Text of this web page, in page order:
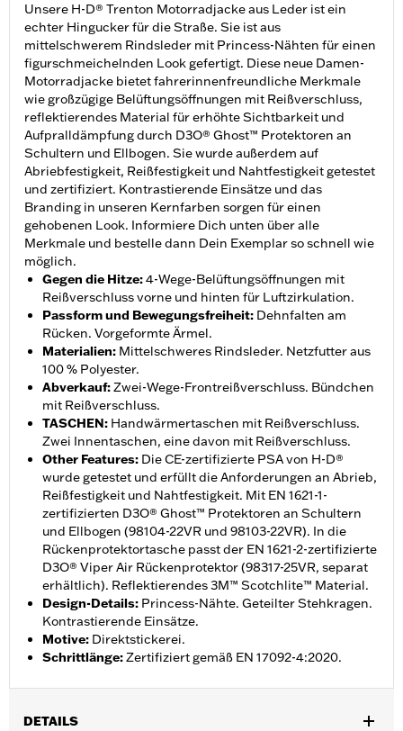
Unsere H-D® Trenton Motorradjacke aus Leder ist ein
echter Hingucker für die Straße. Sie ist aus
mittelschwerem Rindsleder mit Princess-Nähten für einen
figurschmeichelnden Look gefertigt. Diese neue Damen-
Motorradjacke bietet fahrerinnenfreundliche Merkmale
wie großzügige Belüftungsöffnungen mit Reißverschluss,
reflektierendes Material für erhöhte Sichtbarkeit und
Aufpralldämpfung durch D3O® Ghost™ Protektoren an
Schultern und Ellbogen. Sie wurde außerdem auf
Abriebfestigkeit, Reißfestigkeit und Nahtfestigkeit getestet
und zertifiziert. Kontrastierende Einsätze und das
Branding in unseren Kernfarben sorgen für einen
gehobenen Look. Informiere Dich unten über alle
Merkmale und bestelle dann Dein Exemplar so schnell wie
möglich.
Gegen die Hitze:4-Wege-Belüftungsöffnungen mit
Reißverschluss vorne und hinten für Luftzirkulation.
Passform und Bewegungsfreiheit: Dehnfalten am
Rücken. Vorgeformte Ärmel.
Materialien: Mittelschweres Rindsleder. Netzfutter aus
100 % Polyester.
Abverkauf:Zwei-Wege-Frontreißverschluss. Bündchen
mit Reißverschluss.
TASCHEN: Handwärmertaschen mit Reißverschluss.
Zwei Innentaschen, eine davon mit Reißverschluss.
Other Features: Die CE-zertifizierte PSA von H-D®
wurde getestet und erfüllt die Anforderungen an Abrieb,
Reißfestigkeit und Nahtfestigkeit. Mit EN 1621-1-
zertifizierten D3O® Ghost™ Protektoren an Schultern
und Ellbogen (98104-22VR und 98103-22VR). In die
Rückenprotektortasche passt der EN 1621-2-zertifizierte
D3O® Viper Air Rückenprotektor (98317-25VR, separat
erhältlich). Reflektierendes 3M™ Scotchlite™ Material.
Design-Details: Princess-Nähte. Geteilter Stehkragen.
Kontrastierende Einsätze.
Motive: Direktstickerei.
Schrittlänge:Zertifiziert gemäß EN 17092-4:2020.
DETAILS